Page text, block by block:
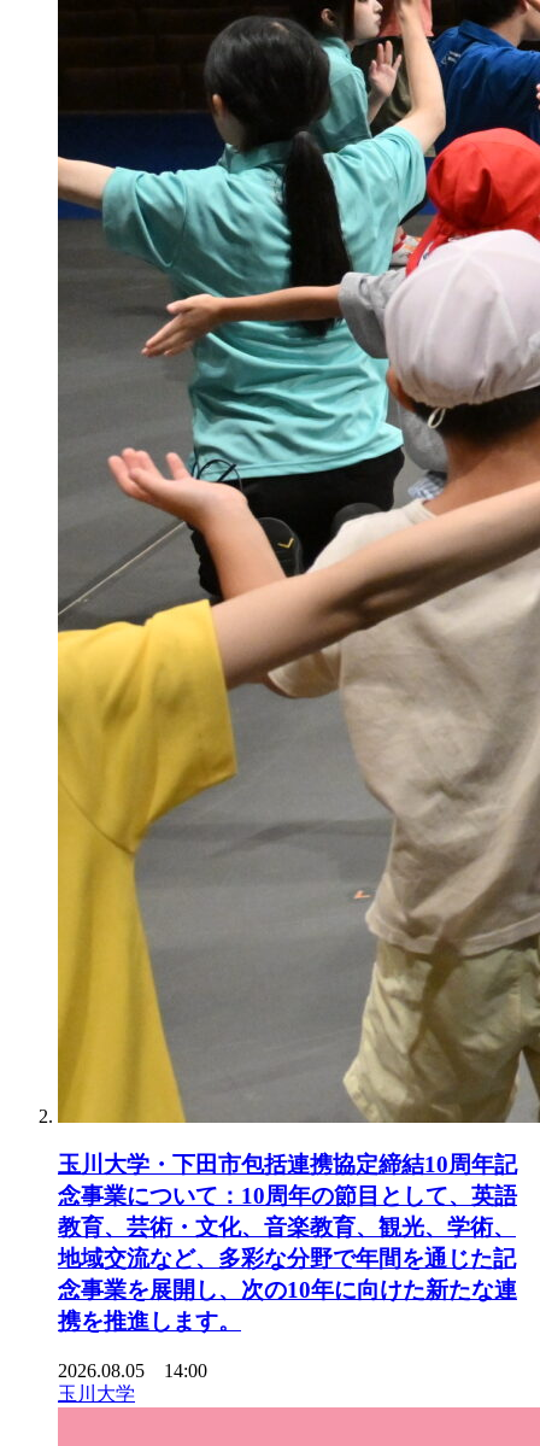
玉川大学・下田市包括連携協定締結10周年記
念事業について：10周年の節目として、英語
教育、芸術・文化、音楽教育、観光、学術、
地域交流など、多彩な分野で年間を通じた記
念事業を展開し、次の10年に向けた新たな連
携を推進します。
2026.08.05 14:00
玉川大学